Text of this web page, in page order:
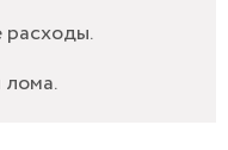
расходы.
лома.